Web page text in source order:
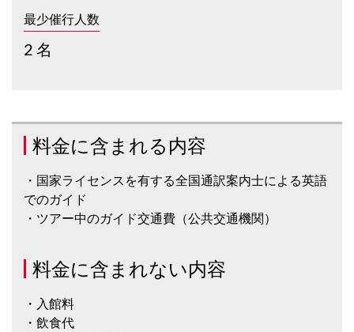
最少催行人数
2 名
料金に含まれる内容
・国家ライセンスを有する全国通訳案内士による英語
でのガイド
・ツアー中のガイド交通費（公共交通機関）
料金に含まれない内容
・入館料
・飲食代